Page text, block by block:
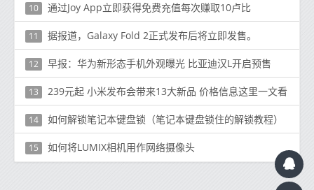
10 通过Joy App立即获得免费充值每次赚取10卢比
11 据报道，Galaxy Fold 2正式发布后将立即发售。
12 早报：华为新形态手机外观曝光 比亚迪汉L开启预售
13 239元起 小米发布会带来13大新品 价格信息这里一文看
14 如何解锁笔记本键盘锁（笔记本键盘锁住的解锁教程）
15 如何将LUMIX相机用作网络摄像头